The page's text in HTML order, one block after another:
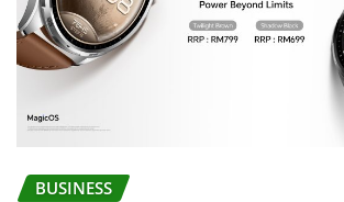
BUSINESS